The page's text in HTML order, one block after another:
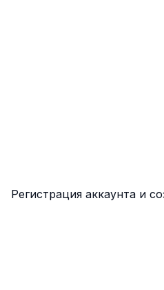
Регистрация аккаунта и